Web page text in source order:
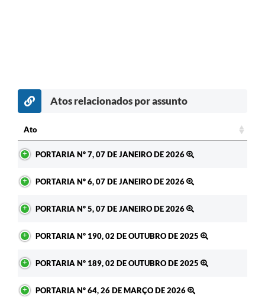
Atos relacionados por assunto
Ato
PORTARIA Nº 7, 07 DE JANEIRO DE 2026
PORTARIA Nº 6, 07 DE JANEIRO DE 2026
PORTARIA Nº 5, 07 DE JANEIRO DE 2026
PORTARIA Nº 190, 02 DE OUTUBRO DE 2025
PORTARIA Nº 189, 02 DE OUTUBRO DE 2025
PORTARIA Nº 64, 26 DE MARÇO DE 2026